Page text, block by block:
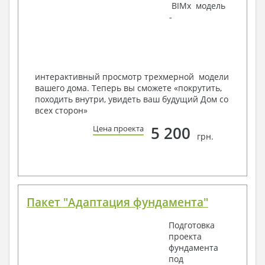
Инженеров – всегда готовы воплотить Вашу мечту
условий, за дополнительную плату.
Получить профессиональную консультацию у
наших специалистов, Вы можете любым
способом связи: закажите обратный звонок,
по viber, e-mail, телефон -
BIMx модель
-
интерактивный просмотр трехмерной модели
вашего дома. Теперь вы сможете «покрутить,
походить внутри, увидеть ваш будущий Дом со
всех сторон»
Цена проекта 5 200 грн.
Пакет "Адаптация фундамента"
Подготовка
проекта
фундамента
под